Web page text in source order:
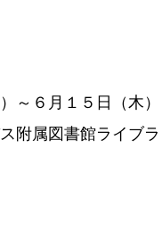
～６月１５日（木）
附属図書館ライブ